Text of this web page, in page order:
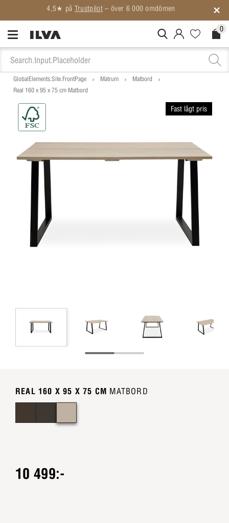
MitIlva.Login 0
GlobalElements.Site.FrontPage Matrum
Matbord
Real 160 x 95 x 75 cm Matbord
Fast lågt pris
REAL 160 X 95 X 75 CM MATBORD
10 499:-